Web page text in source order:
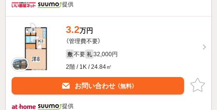
提供
3.2万円
（管理費不要）
敷 不要 礼 32,000円
2階 / 1K / 24.84㎡
お問い合わせ （無料）
提供